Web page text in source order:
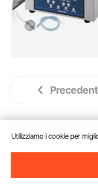
Potrebbe
Utilizziamo i cookie per